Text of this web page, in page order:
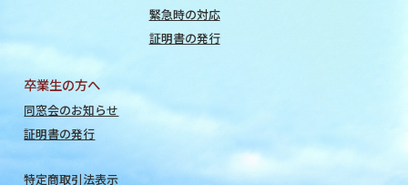
緊急時の対応
証明書の発行
卒業生の方へ
同窓会のお知らせ
証明書の発行
特定商取引法表示